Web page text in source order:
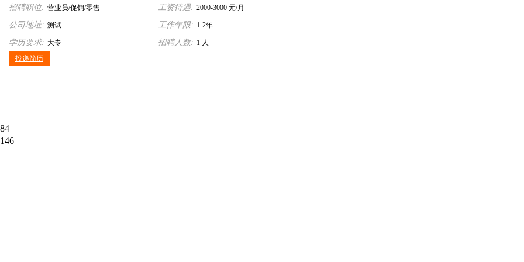
招聘职位: 营业员/促销/零售 工资待遇: 2000-3000 元/月
公司地址: 测试 工作年限: 1-2年
学历要求: 大专 招聘人数: 1 人
投递简历